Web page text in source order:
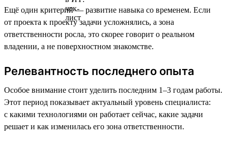
Ещё один критерий — развитие навыка со временем. Если
от проекта к проекту задачи усложнялись, а зона
ответственности росла, это скорее говорит о реальном
владении, а не поверхностном знакомстве.
Релевантность последнего опыта
Особое внимание стоит уделить последним 1–3 годам работы.
Этот период показывает актуальный уровень специалиста:
с какими технологиями он работает сейчас, какие задачи
решает и как изменилась его зона ответственности.